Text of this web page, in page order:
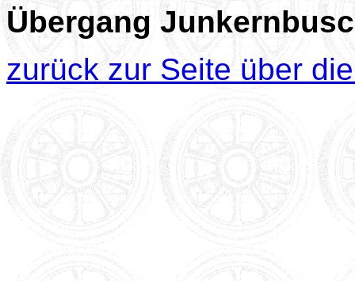
Übergang
zurück zur Seite über